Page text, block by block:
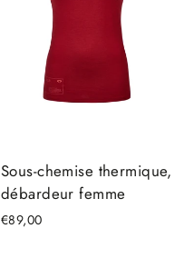
Sous-chemise thermique,
débardeur femme
€89,00